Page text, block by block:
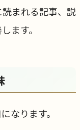
まれる記事、説
ます。
なります。